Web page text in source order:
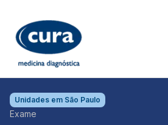
Unidades em São Paulo
Exame